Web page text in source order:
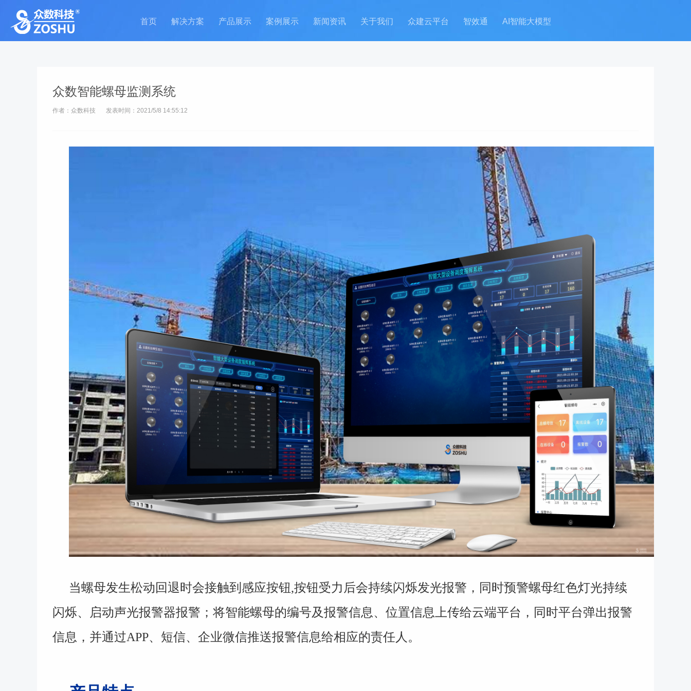
首页 解决方案 产品展示 案例展示 新闻资讯 关于我们 众建云平台 智效通 AI智能大模型
众数智能螺母监测系统
作者：众数科技 发表时间：2021/5/8 14:55:12
当螺母发生松动回退时会接触到感应按钮,按钮受力后会持续闪烁发光报警，同时预警螺母红色灯光持续
闪烁、启动声光报警器报警；将智能螺母的编号及报警信息、位置信息上传给云端平台，同时平台弹出报警
信息，并通过APP、短信、企业微信推送报警信息给相应的责任人。